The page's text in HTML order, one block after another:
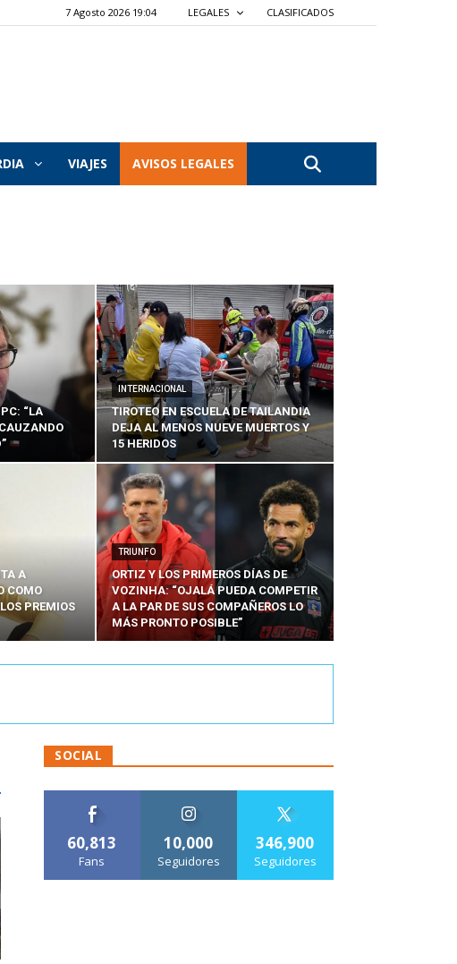
7 Agosto 2026 19:04 LEGALES CLASIFICADOS
VIAJES AVISOS LEGALES
“LA
INTERNACIONAL
TIROTEO EN ESCUELA DE TAILANDIA
DEJA AL MENOS NUEVE MUERTOS Y
15 HERIDOS
A
COMO
PREMIOS
TRIUNFO
ORTIZ Y LOS PRIMEROS DÍAS DE
VOZINHA: “OJALÁ PUEDA COMPETIR
A LA PAR DE SUS COMPAÑEROS LO
MÁS PRONTO POSIBLE”
SOCIAL
60,813
Fans
10,000
Seguidores
346,900
Seguidores